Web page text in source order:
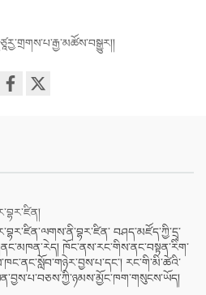
བཤད་མཛོད་ཀྱི་དྲྭ་
ཁོང་ནས་རང་གིས་ནང་བསྟན་རིག་
རང་གི་མི་ཚེའི་